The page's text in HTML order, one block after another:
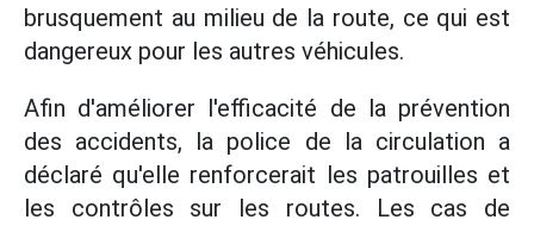
brusquement au milieu de la route, ce qui est
dangereux pour les autres véhicules.
Afin d'améliorer l'efficacité de la prévention
des accidents, la police de la circulation a
déclaré qu'elle renforcerait les patrouilles et
les contrôles sur les routes. Les cas de